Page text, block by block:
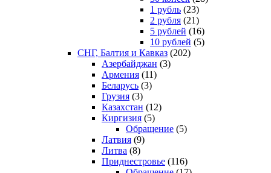
1 рубль (23)
2 рубля (21)
5 рублей (16)
10 рублей (5)
СНГ, Балтия и Кавказ (202)
Азербайджан (3)
Армения (11)
Беларусь (3)
Грузия (3)
Казахстан (12)
Киргизия (5)
Обращение (5)
Латвия (9)
Литва (8)
Приднестровье (116)